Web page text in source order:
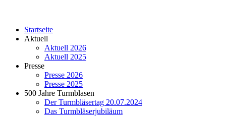
Startseite
Aktuell
Aktuell 2026
Aktuell 2025
Presse
Presse 2026
Presse 2025
500 Jahre Turmblasen
Der Turmbläsertag 20.07.2024
Das Turmbläserjubiläum